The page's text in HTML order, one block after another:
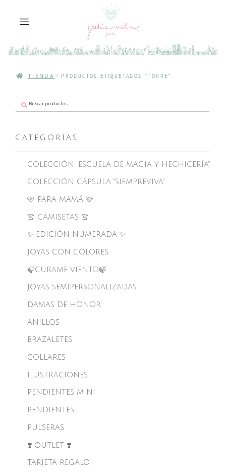
TIENDA PRODUCTOS ETIQUETADOS “TORRE”
por:
CATEGORÍAS
COLECCIÓN "ESCUELA DE MAGIA Y HECHICERÍA"
COLECCIÓN CÁPSULA "SIEMPREVIVA"
🩷 PARA MAMÁ 🩷
👚 CAMISETAS 👚
✨ EDICIÓN NUMERADA ✨
JOYAS CON COLORES
🍃CÚRAME VIENTO🍃
JOYAS SEMIPERSONALIZADAS
DAMAS DE HONOR
ANILLOS
BRAZALETES
COLLARES
ILUSTRACIONES
PENDIENTES MINI
PENDIENTES
PULSERAS
❣️ OUTLET ❣️
TARJETA REGALO